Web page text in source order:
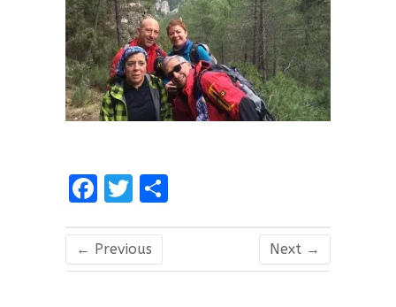
F
ce
b
T
it
te p
← Previous Next →